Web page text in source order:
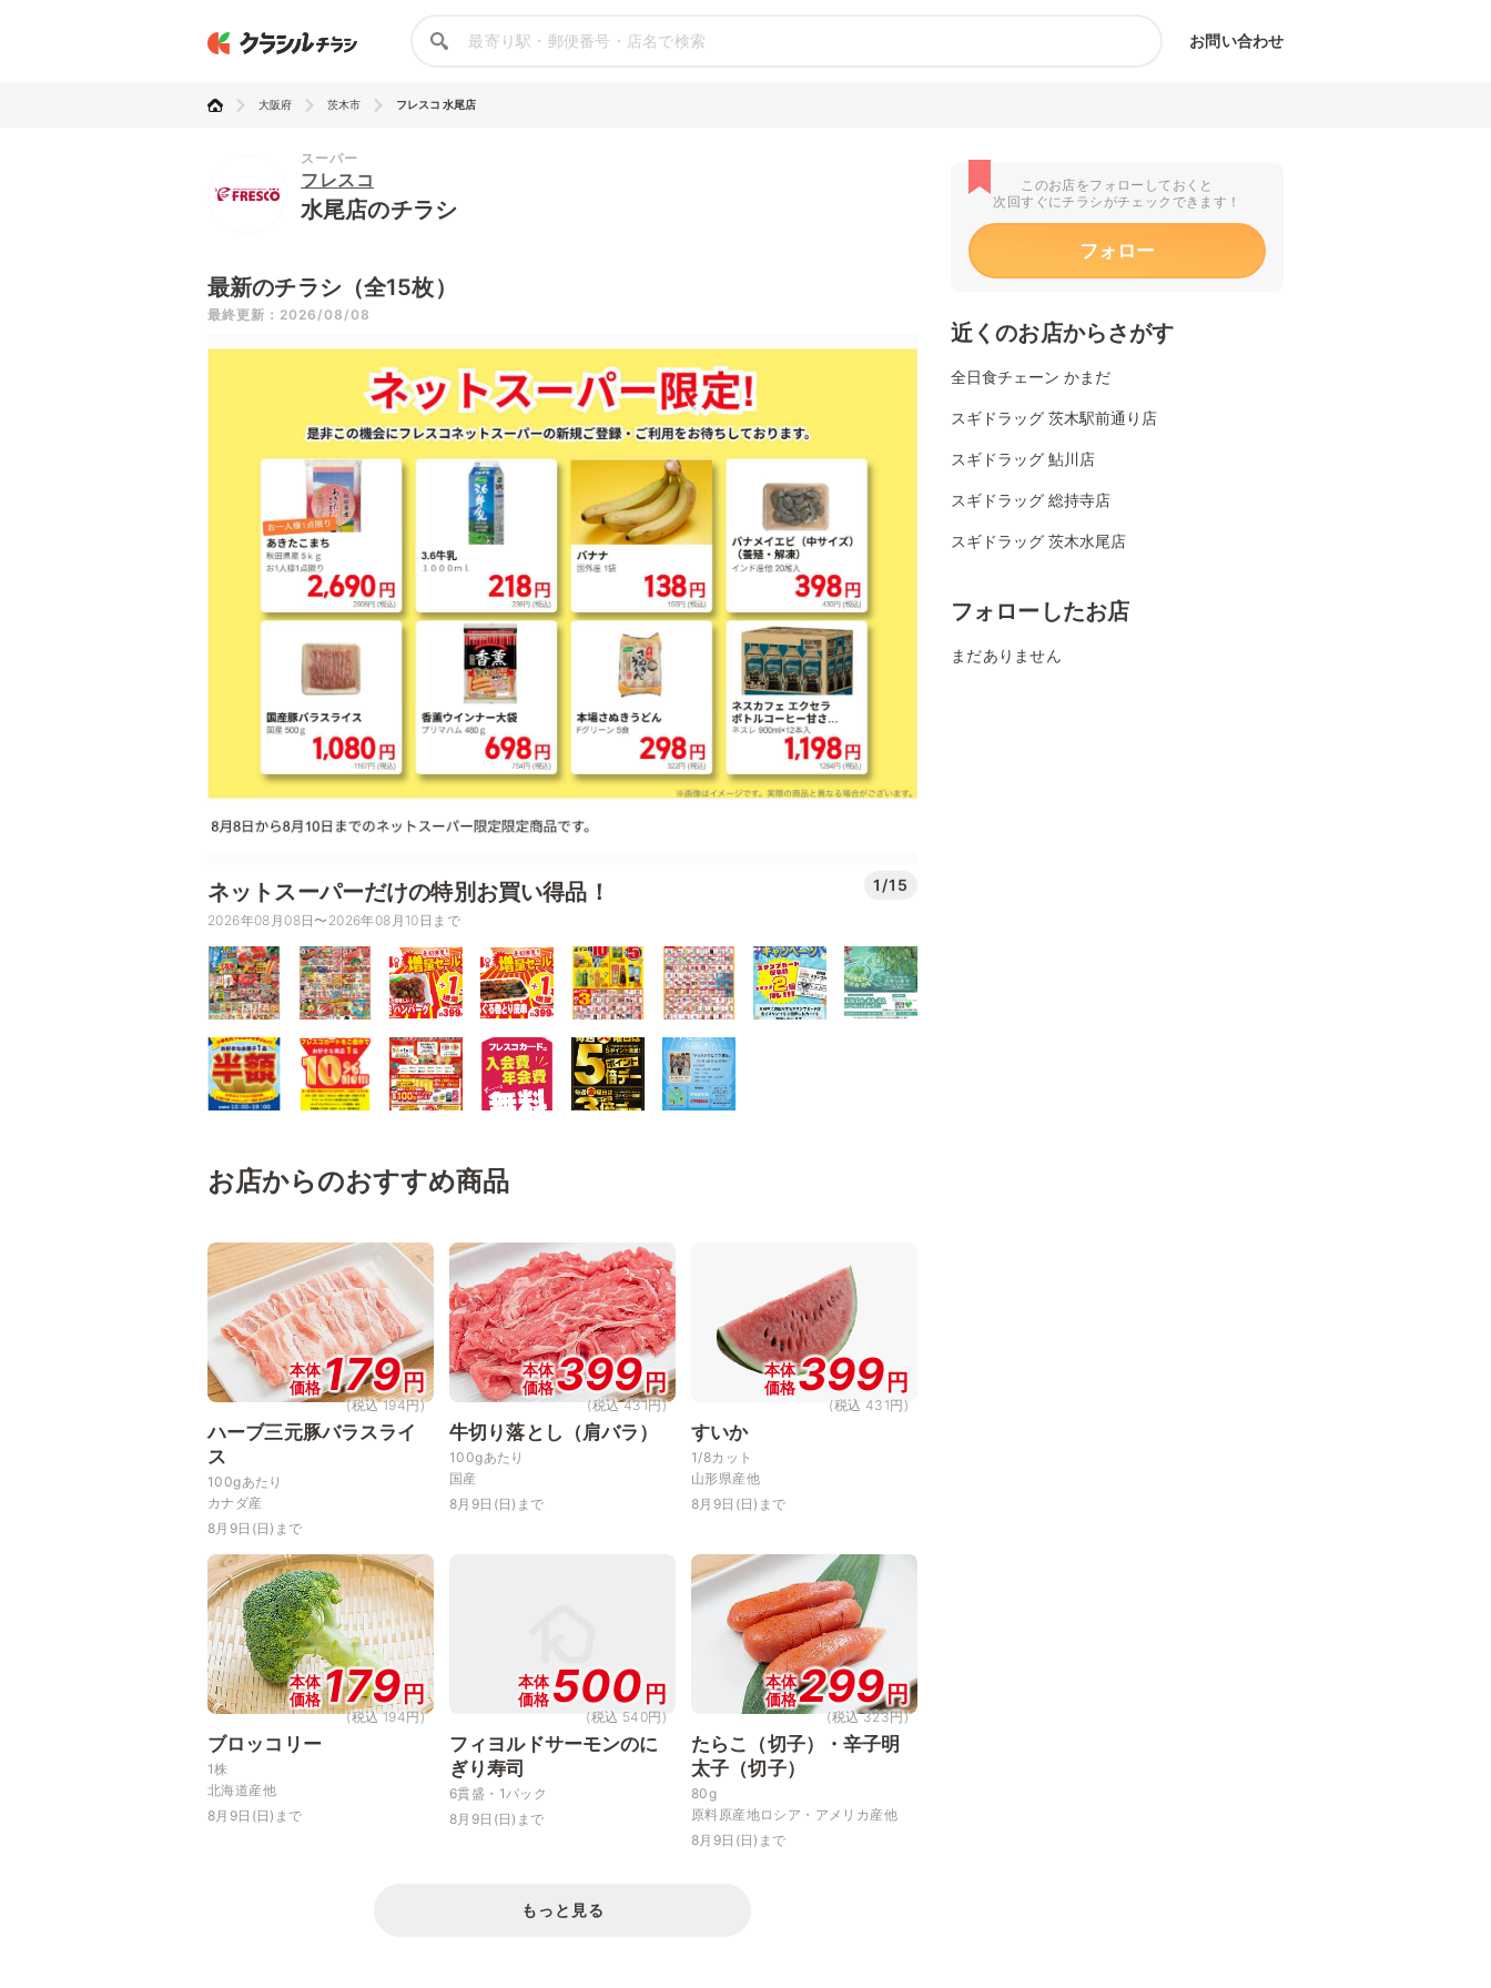
お問い合わせ
大阪府 茨木市 フレスコ 水尾店
スーパー
フレスコ
水尾店のチラシ
最新のチラシ（全15枚）
最終更新：2026/08/08
ネットスーパーだけの特別お買い得品！ 1/15
2026年08月08日〜2026年08月10日まで
お店からのおすすめ商品
本体
価格179 円
(税込 194円)
ハーブ三元豚バラスライ
ス
100gあたり
カナダ産
8月9日(日)まで
本体
価格399 円
(税込 431円)
牛切り落とし（肩バラ）
100gあたり
国産
8月9日(日)まで
本体
価格399 円
(税込 431円)
すいか
1/8カット
山形県産他
8月9日(日)まで
本体
価格179 円
(税込 194円)
ブロッコリー
1株
北海道産他
8月9日(日)まで
本体
価格 500 円
(税込 540円)
フィヨルドサーモンのに
ぎり寿司
6貫盛・1パック
8月9日(日)まで
本体
価格299 円
(税込 323円)
たらこ（切子）・辛子明
太子（切子）
80g
原料原産地ロシア・アメリカ産他
8月9日(日)まで
もっと見る
このお店をフォローしておくと
次回すぐにチラシがチェックできます！
フォロー
近くのお店からさがす
全日食チェーン かまだ
スギドラッグ 茨木駅前通り店
スギドラッグ 鮎川店
スギドラッグ 総持寺店
スギドラッグ 茨木水尾店
フォローしたお店
まだありません